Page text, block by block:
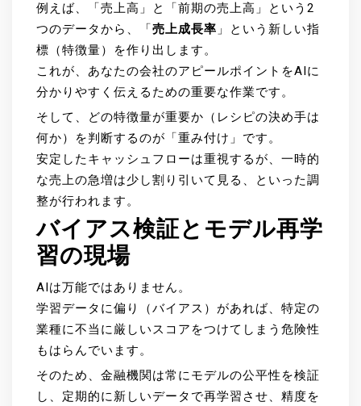
例えば、「売上高」と「前期の売上高」という2
つのデータから、「売上成長率 」という新しい指
標（特徴量）を作り出します。
これが、あなたの会社のアピールポイントをAIに
分かりやすく伝えるための重要な作業です。
そして、どの特徴量が重要か（レシピの決め手は
何か）を判断するのが「重み付け」です。
安定したキャッシュフローは重視するが、一時的
な売上の急増は少し割り引いて見る、といった調
整が行われます。
バイアス検証とモデル再学
習の現場
AIは万能ではありません。
学習データに偏り（バイアス）があれば、特定の
業種に不当に厳しいスコアをつけてしまう危険性
もはらんでいます。
そのため、金融機関は常にモデルの公平性を検証
し、定期的に新しいデータで再学習させ、精度を